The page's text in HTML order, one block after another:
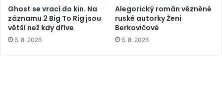
Ghost se vrací do kin. Na
záznamu 2 Big To Rig jsou
větší než kdy dříve
6. 8. 2026
Alegorický román vězněné
ruské autorky Ženi
Berkovičové
6. 8. 2026